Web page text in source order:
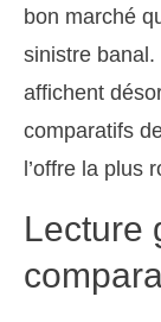
bon marché
sinistre banal.
affichent
comparatifs
l’offre la plus
Lecture